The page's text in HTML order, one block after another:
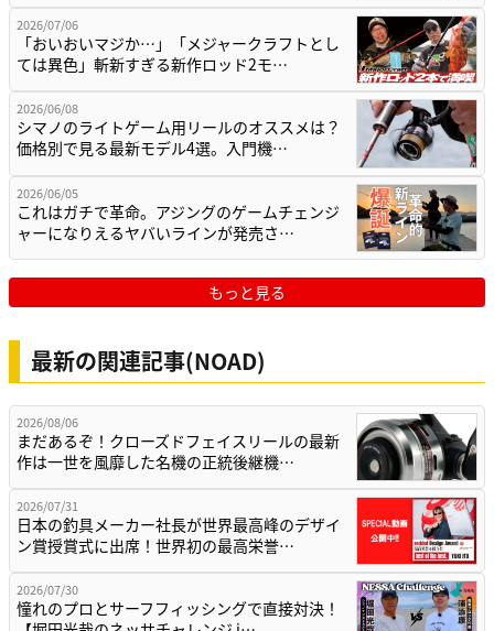
2026/07/06
「おいおいマジか…」「メジャークラフトとし
ては異色」斬新すぎる新作ロッド2モ…
2026/06/08
シマノのライトゲーム用リールのオススメは？
価格別で見る最新モデル4選。入門機…
2026/06/05
これはガチで革命。アジングのゲームチェンジ
ャーになりえるヤバいラインが発売さ…
もっと見る
最新の関連記事(NOAD)
2026/08/06
まだあるぞ！クローズドフェイスリールの最新
作は一世を風靡した名機の正統後継機…
2026/07/31
日本の釣具メーカー社長が世界最高峰のデザイ
ン賞授賞式に出席！世界初の最高栄誉…
2026/07/30
憧れのプロとサーフフィッシングで直接対決！